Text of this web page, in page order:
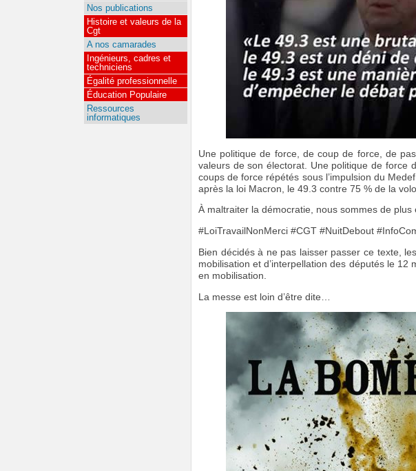
Une politique de force, de coup de force, de
valeurs de son électorat. Une politique de force
coups de force répétés sous l’impulsion du
après la loi Macron, le 49.3 contre 75 % de la
À maltraiter la démocratie, nous sommes de
#LoiTravailNonMerci #CGT #NuitDebout
Bien décidés à ne pas laisser passer ce texte,
mobilisation et d’interpellation des députés le
en mobilisation.
La messe est loin d’être dite…
Nos publications
Histoire et valeurs de la
Cgt
A nos camarades
Ingénieurs, cadres et
techniciens
Égalité professionnelle
Éducation Populaire
Ressources
informatiques